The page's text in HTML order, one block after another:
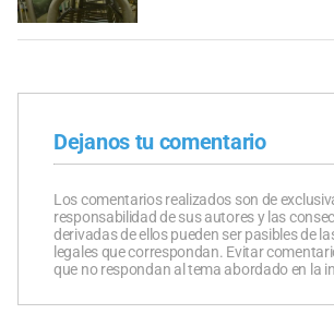
Dejanos tu comentario
Los comentarios realizados son de
responsabilidad de sus autores y las
derivadas de ellos pueden ser pasibles de
legales que correspondan. Evitar
que no respondan al tema abordado en la